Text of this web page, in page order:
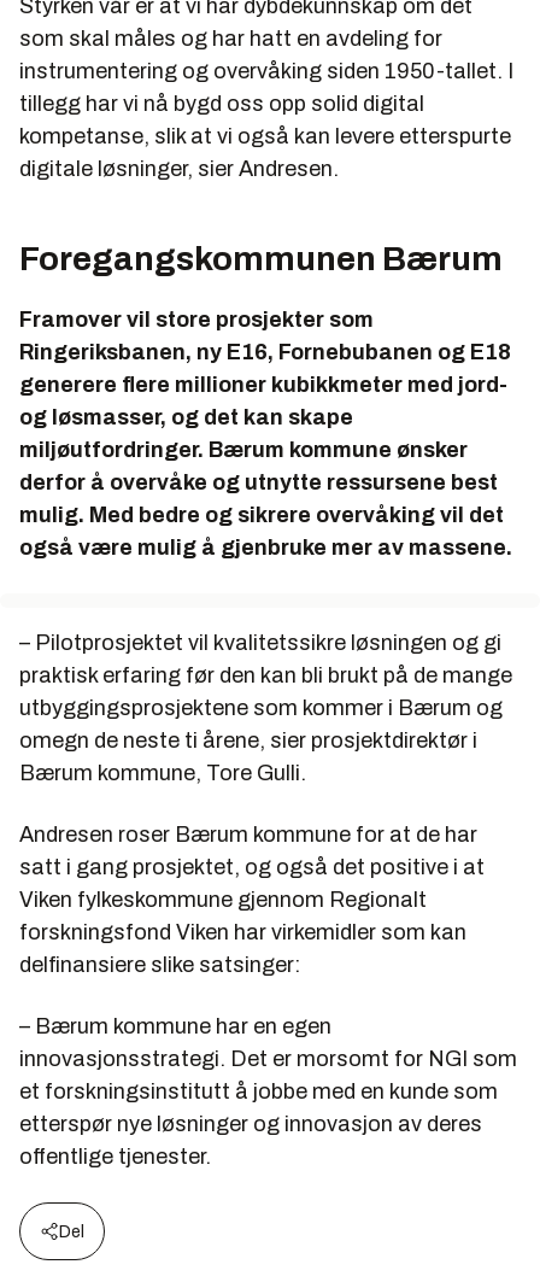
Styrken vår er at vi har dybdekunnskap om det
som skal måles og har hatt en avdeling for
instrumentering og overvåking siden 1950-tallet. I
tillegg har vi nå bygd oss opp solid digital
kompetanse, slik at vi også kan levere etterspurte
digitale løsninger, sier Andresen.
Foregangskommunen Bærum
Framover vil store prosjekter som
Ringeriksbanen, ny E16, Fornebubanen og E18
generere flere millioner kubikkmeter med jord-
og løsmasser, og det kan skape
miljøutfordringer. Bærum kommune ønsker
derfor å overvåke og utnytte ressursene best
mulig. Med bedre og sikrere overvåking vil det
også være mulig å gjenbruke mer av massene.
– Pilotprosjektet vil kvalitetssikre løsningen og gi
praktisk erfaring før den kan bli brukt på de mange
utbyggingsprosjektene som kommer i Bærum og
omegn de neste ti årene, sier prosjektdirektør i
Bærum kommune, Tore Gulli.
Andresen roser Bærum kommune for at de har
satt i gang prosjektet, og også det positive i at
Viken fylkeskommune gjennom Regionalt
forskningsfond Viken har virkemidler som kan
delfinansiere slike satsinger:
– Bærum kommune har en egen
innovasjonsstrategi. Det er morsomt for NGI som
et forskningsinstitutt å jobbe med en kunde som
etterspør nye løsninger og innovasjon av deres
offentlige tjenester.
Del